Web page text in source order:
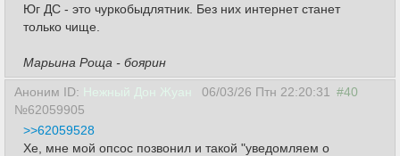
Юг ДС - это чуркобыдлятник. Без них интернет станет
только чище.
Марьина Роща - боярин
Аноним ID: Нежный Дон Жуан 06/03/26 Птн 22:20:31
#40
№62059905
>>62059528
Хе, мне мой опсос позвонил и такой "уведомляем о